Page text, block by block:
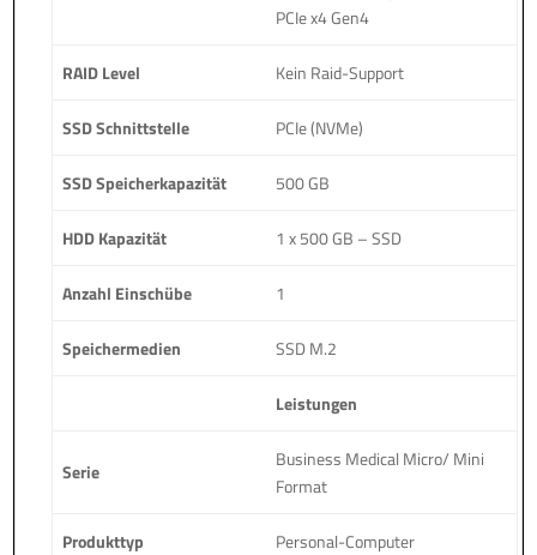
PCIe x4 Gen4
RAID Level Kein Raid-Support
SSD Schnittstelle PCIe (NVMe)
SSD Speicherkapazität 500 GB
HDD Kapazität 1 x 500 GB – SSD
Anzahl Einschübe 1
Speichermedien SSD M.2
Leistungen
Serie
Business Medical Micro/ Mini
Format
Produkttyp Personal-Computer